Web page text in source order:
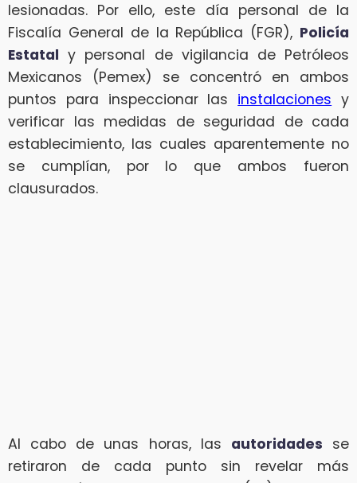
lesionadas. Por ello, este día personal de la
Fiscalía General de la República (FGR), Policía
Estatal y personal de vigilancia de Petróleos
Mexicanos (Pemex) se concentró en ambos
puntos para inspeccionar las instalaciones y
verificar las medidas de seguridad de cada
establecimiento, las cuales aparentemente no
se cumplían, por lo que ambos fueron
clausurados.
Al cabo de unas horas, las autoridades se
retiraron de cada punto sin revelar más